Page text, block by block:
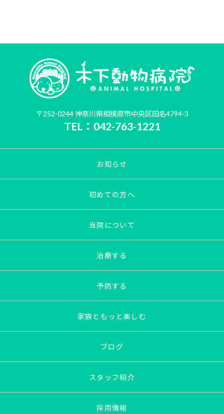
〒252-0244 神奈川県相模原市中央区田名4794-3
TEL：042-763-1221
お知らせ
初めての方へ
当院について
治療する
予防する
家族ともっと楽しむ
ブログ
スタッフ紹介
採用情報